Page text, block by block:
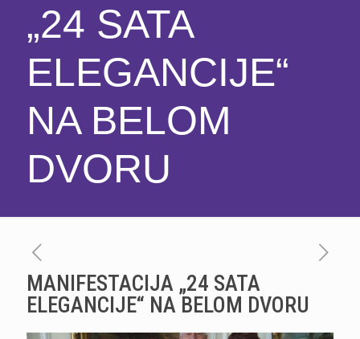
„24 SATA
ELEGANCIJE“
NA BELOM
DVORU
MANIFESTACIJA „24 SATA
ELEGANCIJE“ NA BELOM DVORU